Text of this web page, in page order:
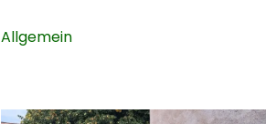
Allgemein